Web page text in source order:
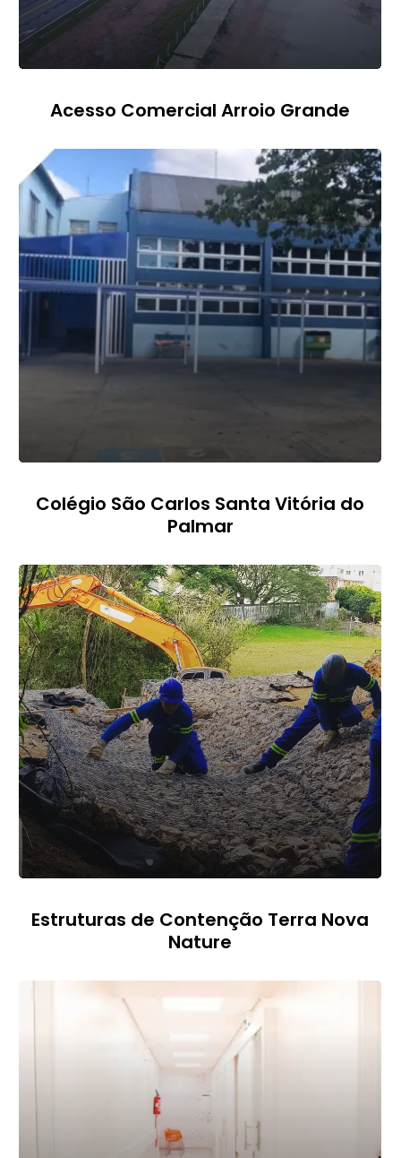
Acesso Comercial Arroio Grande
Colégio São Carlos Santa Vitória do
Palmar
Estruturas de Contenção Terra Nova
Nature